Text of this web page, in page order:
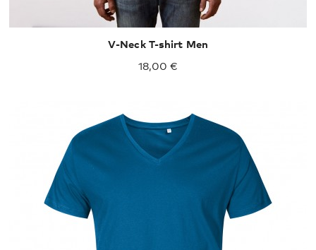
V-Neck T-shirt Men
18,00 €